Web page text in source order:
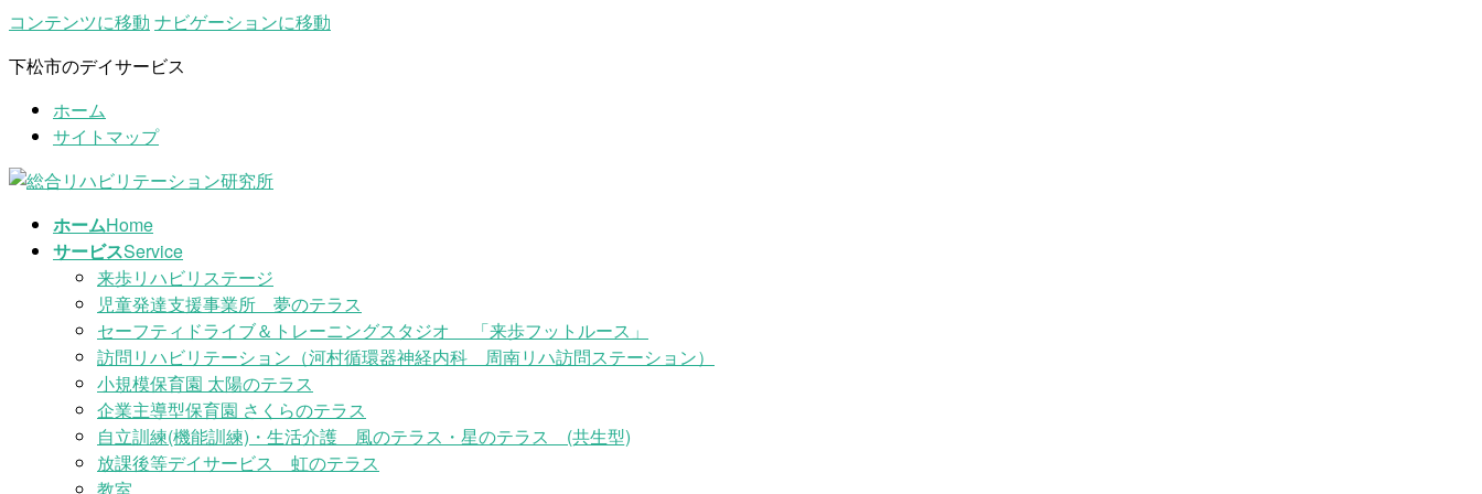
コンテンツに移動 ナビゲーションに移動
下松市のデイサービス
ホーム
サイトマップ
ホームHome
サービスService
来歩リハビリステージ
児童発達支援事業所 夢のテラス
セーフティドライブ＆トレーニングスタジオ 「来歩フットルース」
訪問リハビリテーション（河村循環器神経内科 周南リハ訪問ステーション）
小規模保育園 太陽のテラス
企業主導型保育園 さくらのテラス
自立訓練(機能訓練)・生活介護 風のテラス・星のテラス (共生型)
放課後等デイサービス 虹のテラス